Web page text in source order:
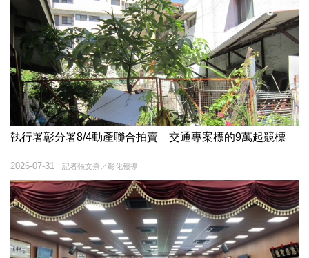
執行署彰分署8/4動產聯合拍賣 交通專案標的9萬起競標
記者張文熹／彰化報導
2026-07-31